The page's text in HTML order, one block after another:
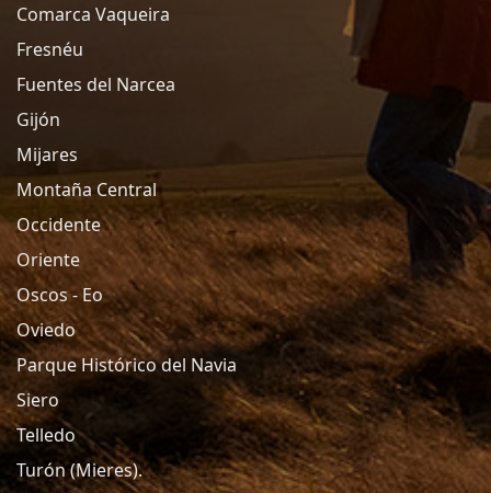
Comarca Vaqueira
Fresnéu
Fuentes del Narcea
Gijón
Mijares
Montaña Central
Occidente
Oriente
Oscos - Eo
Oviedo
Parque Histórico del Navia
Siero
Telledo
Turón (Mieres).